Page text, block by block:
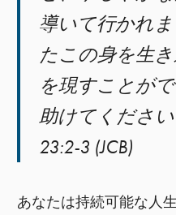
導いて行かれ
たこの身を生
を現すことが
助けてくださ
23:2-3 (JCB)
あなたは持続可能な人